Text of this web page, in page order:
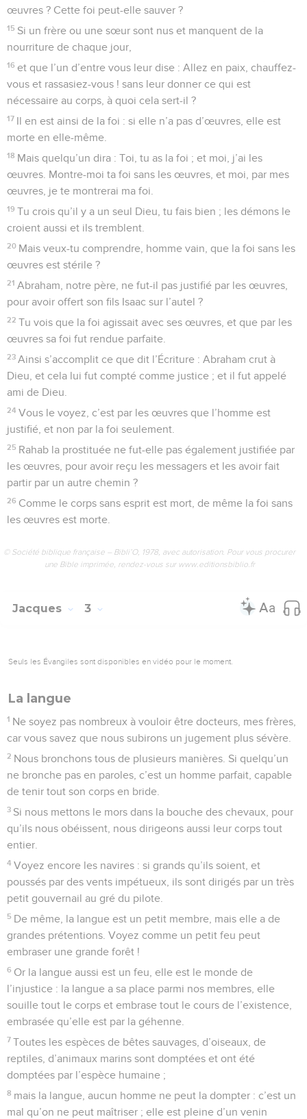
embrasée qu’elle est par la géhenne.
7 Toutes les espèces de bêtes sauvages, d’oiseaux, de
reptiles, d’animaux marins sont domptées et ont été
domptées par l’espèce humaine ;
mais la langue, aucun homme ne peut la dompter : c’est un
mal qu’on ne peut maîtriser ; elle est pleine d’un venin
mortel.
Par elle, nous bénissons le Seigneur notre Père, et par elle,
nous maudissons les hommes faits à l’image de Dieu.
De la même bouche sortent la bénédiction et la
malédiction. Il ne faut pas, mes frères, qu’il en soit ainsi.
11 La source fait-elle jaillir par le même orifice, l’eau douce et
l’eau amère ?
12 Un figuier, mes frères, peut-il produire des olives, ou une
vigne des figues ? Une source salée ne peut pas non plus
donner de l’eau douce.
La sagesse qui vient d'en haut
Lequel d’entre vous est sage et intelligent ? Qu’il montre,
par sa bonne conduite, ses œuvres empreintes de douceur
Mais si vous avez dans votre cœur une jalousie amère et
de la rivalité, ne vous glorifiez pas et ne mentez pas contre la
elle est terrestre, charnelle, démoniaque.
Car là où il y a jalousie et rivalité, il y a du désordre et
toute espèce de pratiques mauvaises.
17
La sagesse d’en-haut est d’abord pure, ensuite pacifique,
fruits, sans partialité, sans hypocrisie.
Le fruit de la justice est semé dans la paix par les artisans
© Société biblique française – Bibli’O, 1978, avec autorisation. Pour vous procurer
Seuls les Évangiles sont disponibles en vidéo pour le moment.
L'amitié pour le monde
D’où viennent les luttes, et d’où viennent les querelles
parmi vous, sinon de vos passions, qui guerroient dans vos
Vous convoitez et vous ne possédez pas ; vous êtes
meurtriers et envieux, sans (rien) pouvoir obtenir ; vous avez
des querelles et des luttes, et vous ne possédez pas, parce
que vous ne demandez pas.
demandez mal, afin de (tout) dépenser pour vos passions.
Adultères ! Ne savez-vous pas que l’amour du monde est
inimitié contre Dieu ? Celui donc qui veut être ami du monde
se rend ennemi de Dieu.
Croyez-vous que l’Écriture dise en vain : Dieu aime jusqu’à
la jalousie l’Esprit qu’il a fait habiter en vous ?
6 Mais il donne une grâce supérieure, puisqu’elle dit : Dieu
résiste aux orgueilleux, Mais il donne sa grâce aux humbles.
7 Soumettez-vous donc à Dieu ; résistez au diable, et il fuira
loin de vous.
8 Approchez-vous de Dieu, et il s’approchera de vous.